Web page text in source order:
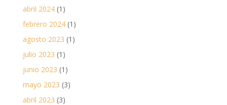
abril 2024(1)
febrero 2024(1)
agosto 2023 (1)
julio 2023 (1)
junio 2023 (1)
mayo 2023 (3)
abril 2023 (3)